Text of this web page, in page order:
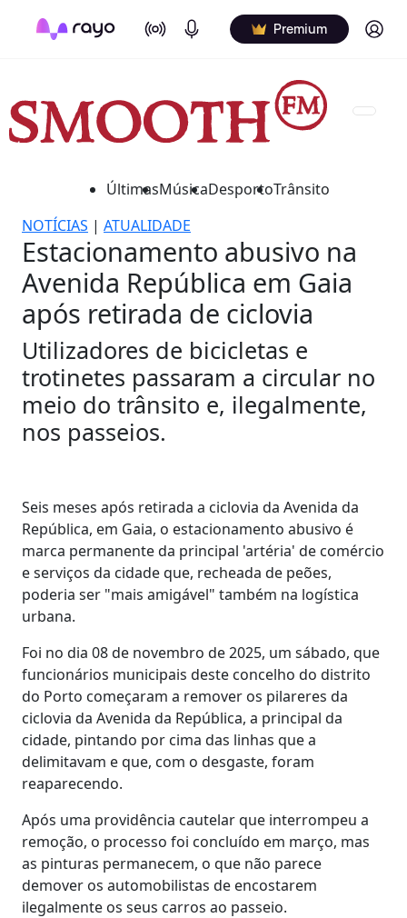
On Air Podcasts Premium Log in
ÚltimasMúsicaDesportoTrânsito
NOTÍCIAS | ATUALIDADE
Estacionamento abusivo na
Avenida República em Gaia
após retirada de ciclovia
Utilizadores de bicicletas e
trotinetes passaram a circular no
meio do trânsito e, ilegalmente,
nos passeios.
Seis meses após retirada a ciclovia da Avenida da
República, em Gaia, o estacionamento abusivo é
marca permanente da principal 'artéria' de comércio
e serviços da cidade que, recheada de peões,
poderia ser "mais amigável" também na logística
urbana.
Foi no dia 08 de novembro de 2025, um sábado, que
funcionários municipais deste concelho do distrito
do Porto começaram a remover os pilareres da
ciclovia da Avenida da República, a principal da
cidade, pintando por cima das linhas que a
delimitavam e que, com o desgaste, foram
reaparecendo.
Após uma providência cautelar que interrompeu a
remoção, o processo foi concluído em março, mas
as pinturas permanecem, o que não parece
demover os automobilistas de encostarem
ilegalmente os seus carros ao passeio.